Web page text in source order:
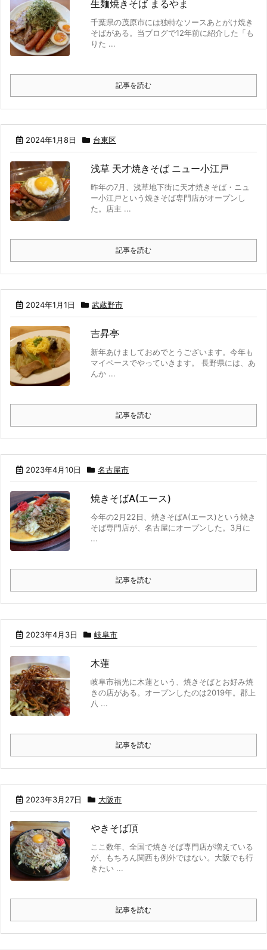
生麺焼きそば まるやま
千葉県の茂原市には独特なソースあとがけ焼き
そばがある。当ブログで12年前に紹介した「も
りた ...
記事を読む
2024年1月8日 台東区
浅草 天才焼きそば ニュー小江戸
昨年の7月、浅草地下街に天才焼きそば・ニュ
ー小江戸という焼きそば専門店がオープンし
た。店主 ...
記事を読む
2024年1月1日 武蔵野市
吉昇亭
新年あけましておめでとうございます。今年も
マイペースでやっていきます。 長野県には、あ
んか ...
記事を読む
2023年4月10日 名古屋市
焼きそばA(エース)
今年の2月22日、焼きそばA(エース)という焼き
そば専門店が、名古屋にオープンした。3月に
...
記事を読む
2023年4月3日 岐阜市
木蓮
岐阜市福光に木蓮という、焼きそばとお好み焼
きの店がある。オープンしたのは2019年。郡上
八 ...
記事を読む
2023年3月27日 大阪市
やきそば頂
ここ数年、全国で焼きそば専門店が増えている
が、もちろん関西も例外ではない。大阪でも行
きたい ...
記事を読む